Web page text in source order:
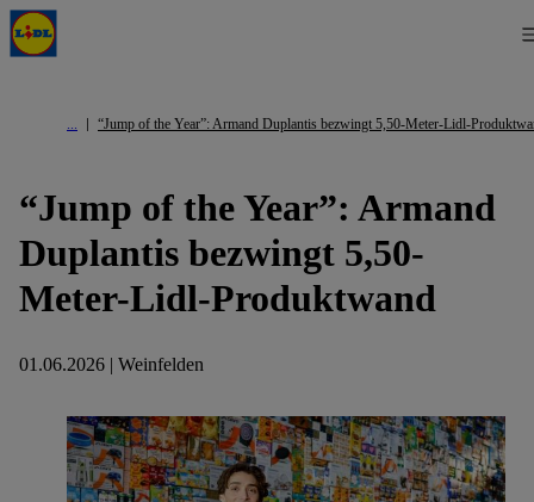
“Jump of the Year”: Armand Duplantis bezwingt 5,50-Meter-Lidl-
“Jump of the Year”: Armand
Duplantis bezwingt 5,50-
Meter-Lidl-Produktwand
01.06.2026 | Weinfelden